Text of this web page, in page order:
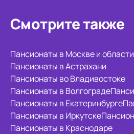
Смотрите также
Пансионаты в Москве и области
Пансионаты в Астрахани
Пансионаты во Владивостоке
Пансионаты в Волгограде
Пансионаты в Екатеринбурге
Пансионаты в Иркутске
Пансионаты в Краснодаре